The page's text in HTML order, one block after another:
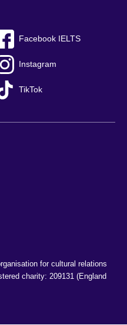
Facebook IELTS
Instagram
TikTok
for cultural relations
charity: 209131 (England